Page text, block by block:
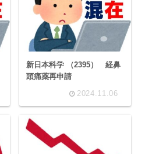
新日本科学 （2395） 経鼻
頭痛薬再申請
2024.11.06